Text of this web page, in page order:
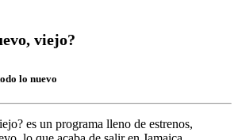
viejo?
lo nuevo
es un programa lleno de estrenos,